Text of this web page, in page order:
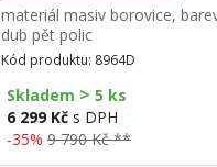
materiál masiv borovice,
dub pět polic
Kód produktu: 8964D
Skladem > 5 ks
6 299 Kč s DPH
-35% 9 790 Kč **